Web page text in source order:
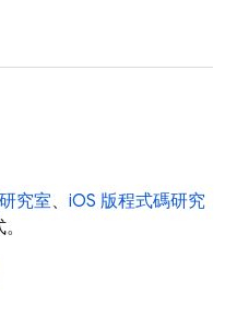
究室、 iOS 版程式碼研究